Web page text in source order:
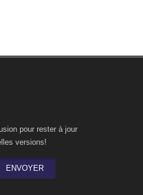
pour rester à jour
versions!
ENVOYER